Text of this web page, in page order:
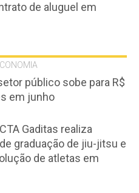
de aluguel em
público sobe para R$
em junho
Gaditas realiza
graduação de jiu-jitsu e
de atletas em